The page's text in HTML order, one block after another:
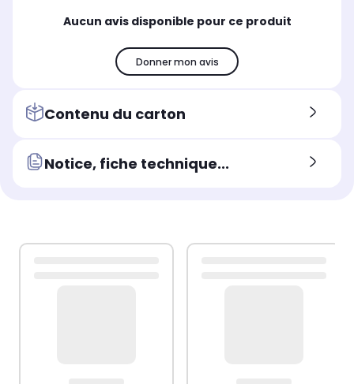
Aucun avis disponible pour ce produit
Donner mon avis
Contenu du carton
Notice, fiche technique...